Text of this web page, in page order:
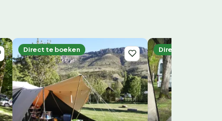
Direct te boeken Direct te boeken